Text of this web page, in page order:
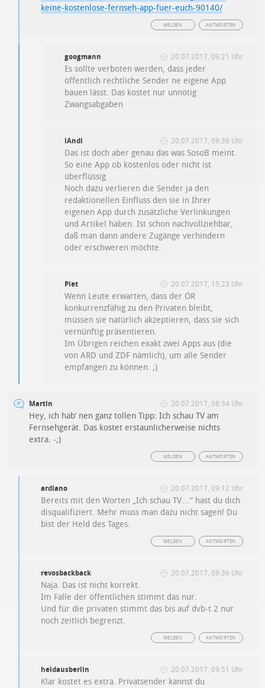
keine-kostenlose-fernseh-app-fuer-euch-90140/
ANTWORTEN
MELDEN
googmann 20.07.2017, 09:21 Uhr
Es sollte verboten werden, dass jeder
öffentlich rechtliche Sender ne eigene App
bauen lässt. Das kostet nur unnötig
Zwangsabgaben
iAndi 20.07.2017, 09:39 Uhr
Das ist doch aber genau das was SosoB meint.
So eine App ob kostenlos oder nicht ist
überflüssig
Noch dazu verlieren die Sender ja den
redaktionellen Einfluss den sie in Ihrer
eigenen App durch zusätzliche Verlinkungen
und Artikel haben. Ist schon nachvollziehbar,
daß man dann andere Zugänge verhindern
oder erschweren möchte.
Piet 20.07.2017, 15:23 Uhr
Wenn Leute erwarten, dass der ÖR
konkurrenzfähig zu den Privaten bleibt,
müssen sie natürlich akzeptieren, dass sie sich
vernünftig präsentieren.
Im Übrigen reichen exakt zwei Apps aus (die
von ARD und ZDF nämlich), um alle Sender
empfangen zu können. ;)
Martin 20.07.2017, 08:34 Uhr
Hey, ich hab‘ nen ganz tollen Tipp: Ich schau TV am
Fernsehgerät. Das kostet erstaunlicherweise nichts
extra. -;)
ANTWORTEN
MELDEN
ardiano 20.07.2017, 09:12 Uhr
Bereits mit den Worten „Ich schau TV…“ hast du dich
disqualifiziert. Mehr muss man dazu nicht sagen! Du
bist der Held des Tages.
ANTWORTEN
MELDEN
revosbackback 20.07.2017, 09:36 Uhr
Naja. Das ist nicht korrekt.
Im Falle der öffentlichen stimmt das nur.
Und für die privaten stimmt das bis auf dvb-t 2 nur
noch zeitlich begrenzt.
ANTWORTEN
MELDEN
heldausberlin 20.07.2017, 09:51 Uhr
Klar kostet es extra. Privatsender kannst du